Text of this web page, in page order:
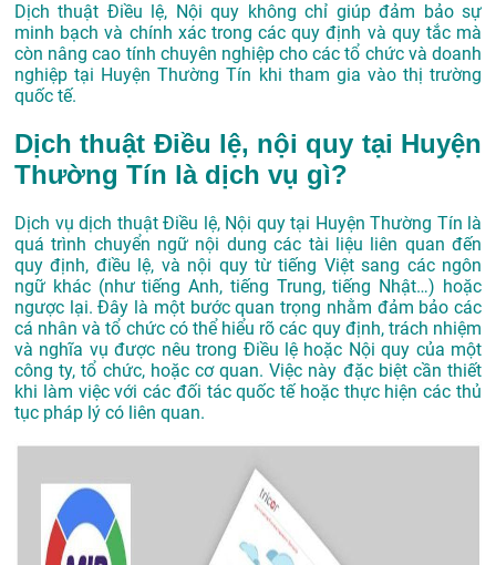
Dịch thuật Điều lệ, Nội quy không chỉ giúp đảm bảo sự
minh bạch và chính xác trong các quy định và quy tắc mà
còn nâng cao tính chuyên nghiệp cho các tổ chức và doanh
nghiệp tại Huyện Thường Tín khi tham gia vào thị trường
quốc tế.
Dịch thuật Điều lệ, nội quy tại Huyện
Thường Tín là dịch vụ gì?
Dịch vụ dịch thuật Điều lệ, Nội quy tại Huyện Thường Tín là
quá trình chuyển ngữ nội dung các tài liệu liên quan đến
quy định, điều lệ, và nội quy từ tiếng Việt sang các ngôn
ngữ khác (như tiếng Anh, tiếng Trung, tiếng Nhật…) hoặc
ngược lại. Đây là một bước quan trọng nhằm đảm bảo các
cá nhân và tổ chức có thể hiểu rõ các quy định, trách nhiệm
và nghĩa vụ được nêu trong Điều lệ hoặc Nội quy của một
công ty, tổ chức, hoặc cơ quan. Việc này đặc biệt cần thiết
khi làm việc với các đối tác quốc tế hoặc thực hiện các thủ
tục pháp lý có liên quan.